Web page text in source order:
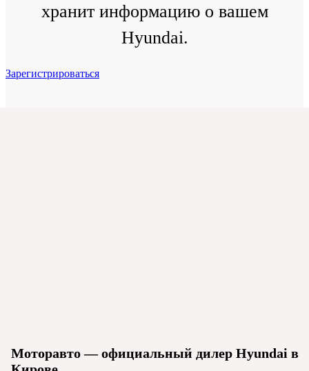
хранит информацию о вашем
Hyundai.
Зарегистрироваться
Моторавто — официальный дилер Hyundai в